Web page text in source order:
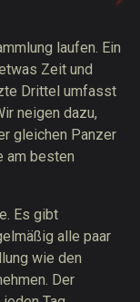
laufen. Ein
Zeit und
Drittel umfasst
neigen dazu,
gleichen Panzer
am besten
Es gibt
alle paar
wie den
Der